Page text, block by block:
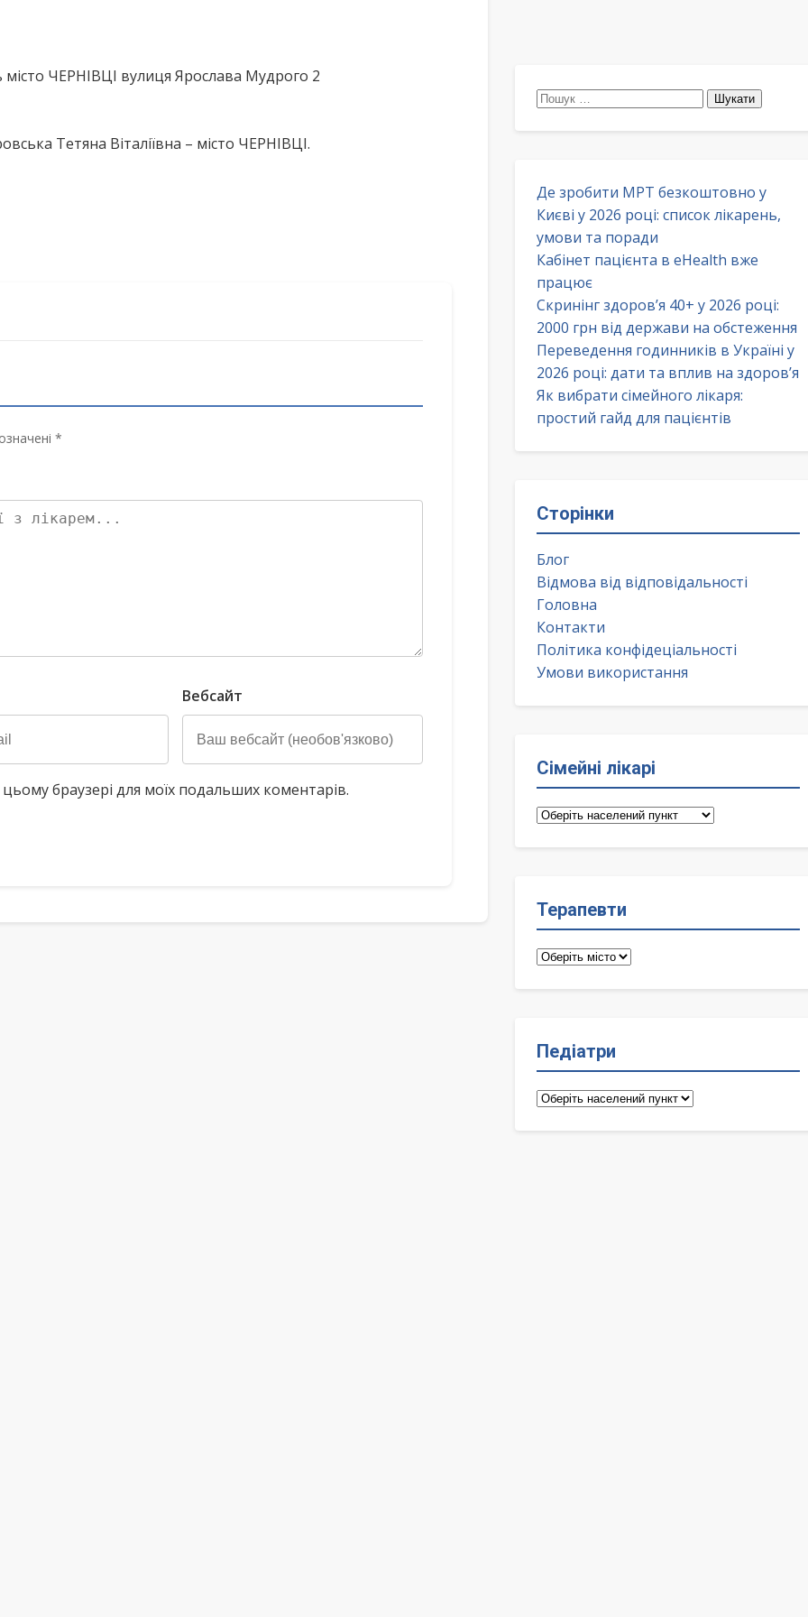
ЧЕРНІВЦІ вулиця Ярослава Мудрого 2
Тетяна Віталіївна – місто ЧЕРНІВЦІ.
*
Вебсайт
браузері для моїх подальших коментарів.
Пошук:
Де зробити МРТ безкоштовно у
Києві у 2026 році: список лікарень,
умови та поради
Кабінет пацієнта в eHealth вже
працює
Скринінг здоров’я 40+ у 2026 році:
2000 грн від держави на обстеження
Переведення годинників в Україні у
2026 році: дати та вплив на здоров’я
Як вибрати сімейного лікаря:
простий гайд для пацієнтів
Сторінки
Блог
Відмова від відповідальності
Головна
Контакти
Політика конфідеціальності
Умови використання
Сімейні лікарі
Сімейні
Терапевти
Терапевти
Педіатри
Педіатри